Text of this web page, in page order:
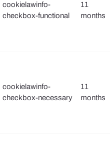
cookielawinfo-
checkbox-functional
11
months
cookielawinfo-
checkbox-necessary
11
months